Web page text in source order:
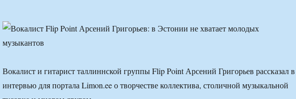
Вокалист и гитарист таллиннской группы Flip Point Арсений Григорьев рассказал в
интервью для портала Limon.ee о творчестве коллектива, столичной музыкальной